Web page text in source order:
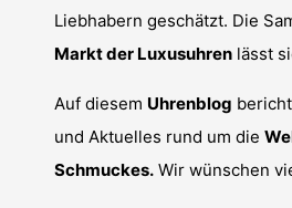
Liebhabern geschätzt. Die
Markt der Luxusuhren lässt
Auf diesem Uhrenblog
und Aktuelles rund um die
Schmuckes. Wir wünschen